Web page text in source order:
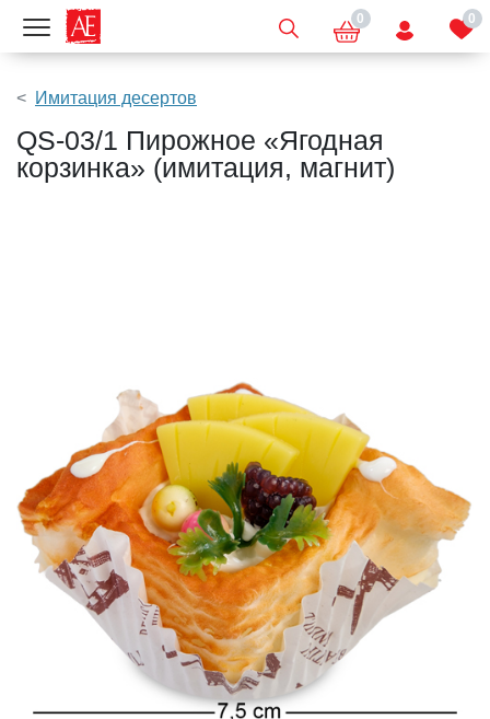
Показать меню 0 0
Имитация десертов
QS-03/1 Пирожное «Ягодная
корзинка» (имитация, магнит)